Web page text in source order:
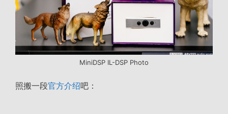
MiniDSP IL-DSP Photo
照搬一段官方介绍吧：